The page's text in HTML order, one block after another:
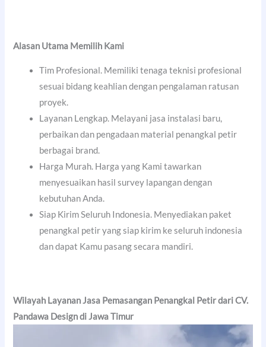
Alasan Utama Memilih Kami
Tim Profesional. Memiliki tenaga teknisi profesional
sesuai bidang keahlian dengan pengalaman ratusan
proyek.
Layanan Lengkap. Melayani jasa instalasi baru,
perbaikan dan pengadaan material penangkal petir
berbagai brand.
Harga Murah. Harga yang Kami tawarkan
menyesuaikan hasil survey lapangan dengan
kebutuhan Anda.
Siap Kirim Seluruh Indonesia. Menyediakan paket
penangkal petir yang siap kirim ke seluruh indonesia
dan dapat Kamu pasang secara mandiri.
Wilayah Layanan Jasa Pemasangan Penangkal Petir dari CV.
Pandawa Design di Jawa Timur